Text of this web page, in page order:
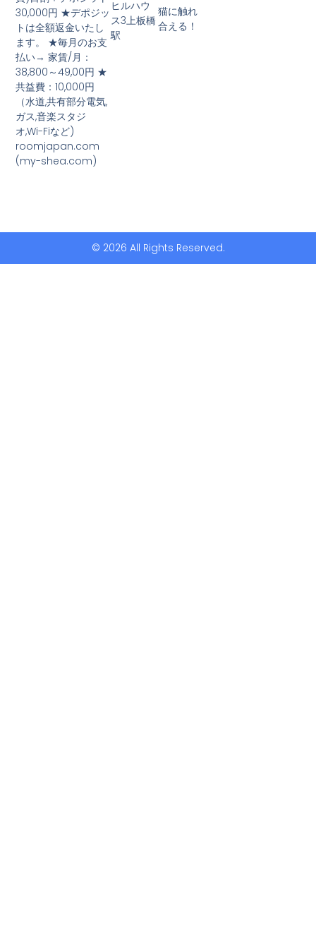
30,000円 ★デポジッ
トは全額返金いたし
ます。 ★毎月のお支
払い→ 家賃/月：
38,800～49,00円 ★
共益費：10,000円
（水道,共有部分電気,
ガス,音楽スタジ
オ,Wi-Fiなど)
roomjapan.com
(my-shea.com)
猫に触れ
合える！
ヒルハウ
ス3上板橋
駅
© 2026 All Rights Reserved.